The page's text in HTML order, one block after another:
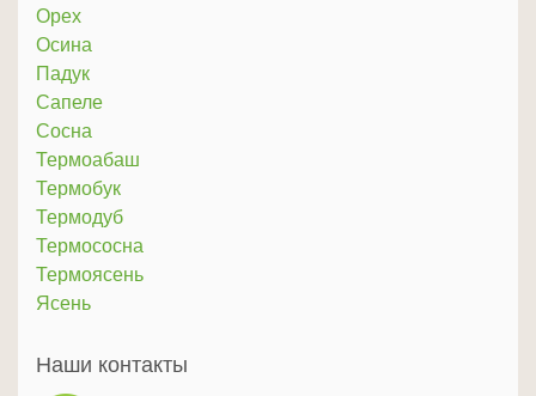
Орех
Осина
Падук
Сапеле
Сосна
Термоабаш
Термобук
Термодуб
Термососна
Термоясень
Ясень
Наши контакты